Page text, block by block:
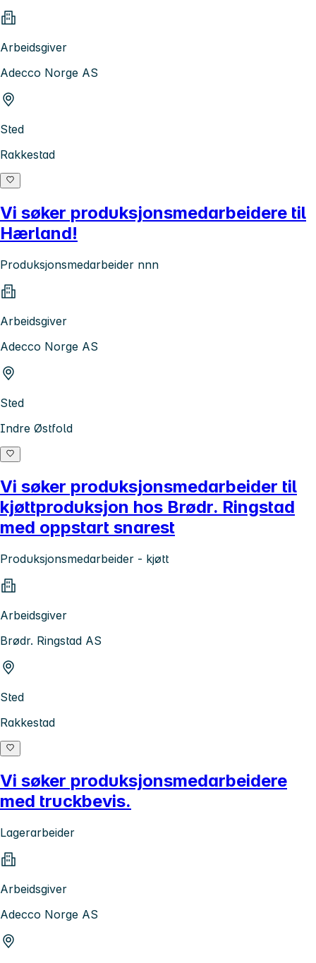
Arbeidsgiver
Adecco Norge AS
Sted
Rakkestad
Vi søker produksjonsmedarbeidere til
Hærland!
Produksjonsmedarbeider nnn
Arbeidsgiver
Adecco Norge AS
Sted
Indre Østfold
Vi søker produksjonsmedarbeider til
kjøttproduksjon hos Brødr. Ringstad
med oppstart snarest
Produksjonsmedarbeider - kjøtt
Arbeidsgiver
Brødr. Ringstad AS
Sted
Rakkestad
Vi søker produksjonsmedarbeidere
med truckbevis.
Lagerarbeider
Arbeidsgiver
Adecco Norge AS